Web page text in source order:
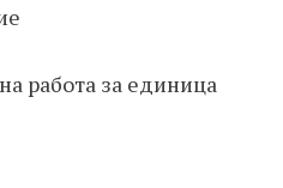
работа за единица